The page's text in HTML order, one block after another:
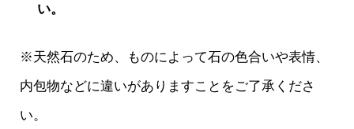
い。
※天然石のため、ものによって石の色合いや表情、
内包物などに違いがありますことをご了承くださ
い。